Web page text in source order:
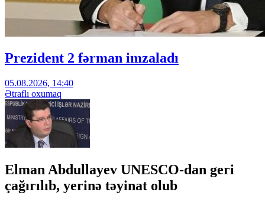
Prezident 2 fərman imzaladı
05.08.2026, 14:40
Ətraflı oxumaq
Elman Abdullayev UNESCO-dan geri
çağırılıb, yerinə təyinat olub